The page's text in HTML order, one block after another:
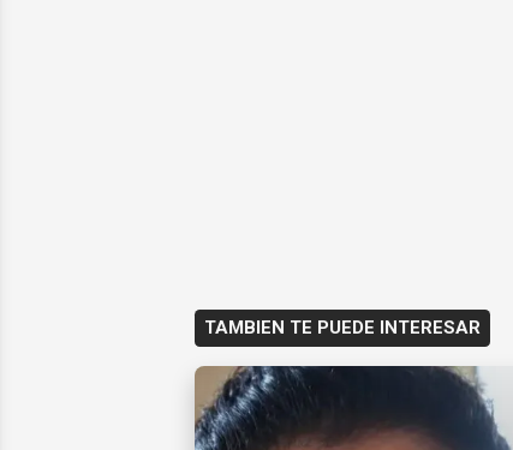
TAMBIEN TE PUEDE INTERESAR